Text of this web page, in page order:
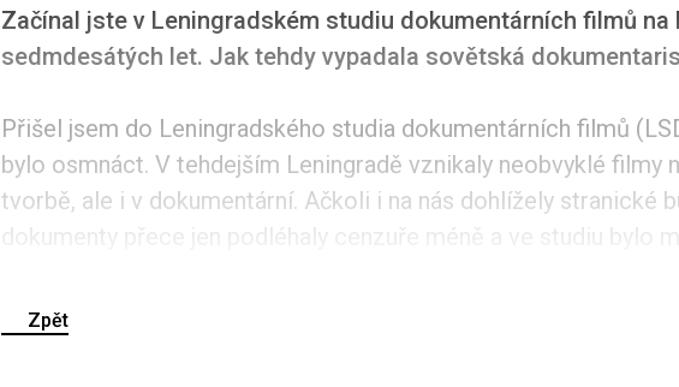
Začínal jste v Leningradském studiu dokumentárních filmů na
sedmdesátých let. Jak tehdy vypadala sovětská
Přišel jsem do Leningradského studia dokumentárních filmů
bylo osmnáct. V tehdejším Leningradě vznikaly neobvyklé filmy
tvorbě, ale i v dokumentární. Ačkoli i na nás dohlížely stranické
dokumenty přece jen podléhaly cenzuře méně a ve studiu bylo
Zpět